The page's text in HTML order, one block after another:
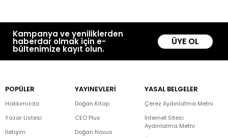
Kampanya ve yeniliklerden
haberdar olmak için e-
bültenimize kayıt olun.
ÜYE OL
POPÜLER
Hakkımızda
Yazar Listesi
İletişim
YAYINEVLERİ
Doğan Kitap
CEO Plus
Doğan Novus
YASAL BELGELER
Çerez Aydınlatma Metni
İnternet Sitesi
Aydınlatma Metni